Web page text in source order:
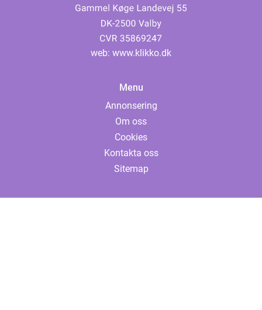
web: www.klikko.dk
Menu
Annonsering
Om oss
Cookies
Kontakta oss
Sitemap